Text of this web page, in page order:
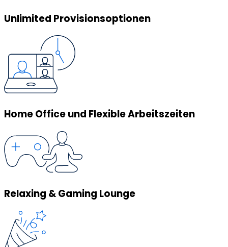
Unlimited Provisionsoptionen
Home Office und Flexible Arbeitszeiten
Relaxing & Gaming Lounge